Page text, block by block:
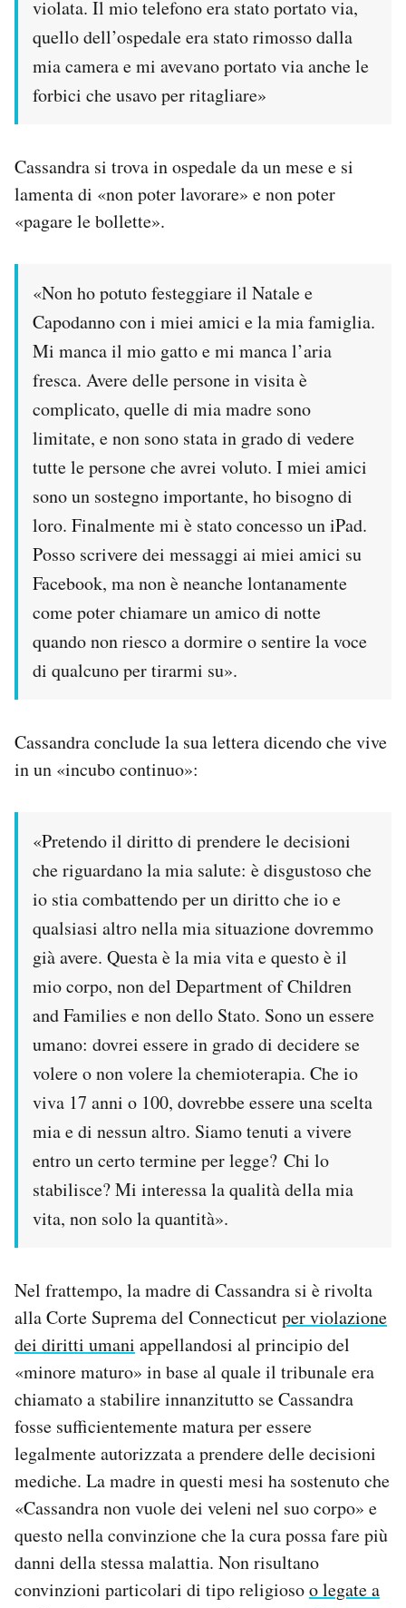
violata. Il mio telefono era stato portato via,
quello dell’ospedale era stato rimosso dalla
mia camera e mi avevano portato via anche le
forbici che usavo per ritagliare»
Cassandra si trova in ospedale da un mese e si
lamenta di «non poter lavorare» e non poter
«pagare le bollette».
«Non ho potuto festeggiare il Natale e
Capodanno con i miei amici e la mia famiglia.
Mi manca il mio gatto e mi manca l’aria
fresca. Avere delle persone in visita è
complicato, quelle di mia madre sono
limitate, e non sono stata in grado di vedere
tutte le persone che avrei voluto. I miei amici
sono un sostegno importante, ho bisogno di
loro. Finalmente mi è stato concesso un iPad.
Posso scrivere dei messaggi ai miei amici su
Facebook, ma non è neanche lontanamente
come poter chiamare un amico di notte
quando non riesco a dormire o sentire la voce
di qualcuno per tirarmi su».
Cassandra conclude la sua lettera dicendo che vive
in un «incubo continuo»:
«Pretendo il diritto di prendere le decisioni
che riguardano la mia salute: è disgustoso che
io stia combattendo per un diritto che io e
qualsiasi altro nella mia situazione dovremmo
già avere. Questa è la mia vita e questo è il
mio corpo, non del Department of Children
and Families e non dello Stato. Sono un essere
umano: dovrei essere in grado di decidere se
volere o non volere la chemioterapia. Che io
viva 17 anni o 100, dovrebbe essere una scelta
mia e di nessun altro. Siamo tenuti a vivere
entro un certo termine per legge? Chi lo
stabilisce? Mi interessa la qualità della mia
vita, non solo la quantità».
Nel frattempo, la madre di Cassandra si è rivolta
alla Corte Suprema del Connecticutper violazione
dei diritti umani appellandosi al principio del
«minore maturo» in base al quale il tribunale era
chiamato a stabilire innanzitutto se Cassandra
fosse sufficientemente matura per essere
legalmente autorizzata a prendere delle decisioni
mediche. La madre in questi mesi ha sostenuto che
«Cassandra non vuole dei veleni nel suo corpo» e
questo nella convinzione che la cura possa fare più
danni della stessa malattia. Non risultano
convinzioni particolari di tipo religiosoo legate a